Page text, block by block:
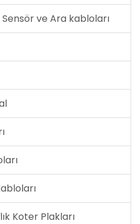
ve Ara kabloları
Koter Plakları